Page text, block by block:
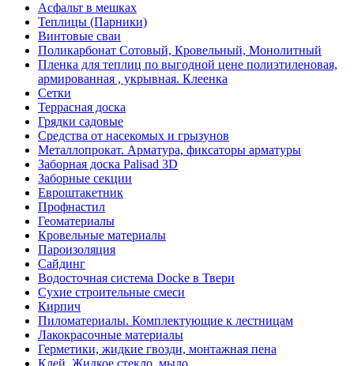
Асфальт в мешках
Теплицы (Парники)
Винтовые сваи
Поликарбонат Сотовый, Кровельный, Монолитный
Пленка для теплиц по выгодной цене полиэтиленовая,
армированная , укрывная. Клеенка
Сетки
Террасная доска
Грядки садовые
Средства от насекомых и грызунов
Металлопрокат. Арматура, фиксаторы арматуры
Заборная доска Palisad 3D
Заборные секции
Евроштакетник
Профнастил
Геоматериалы
Кровельные материалы
Пароизоляция
Сайдинг
Водосточная система Docke в Твери
Сухие строительные смеси
Кирпич
Пиломатериалы. Комплектующие к лестницам
Лакокрасочные материалы
Герметики, жидкие гвозди, монтажная пена
Клей. Жидкое стекло, мыло